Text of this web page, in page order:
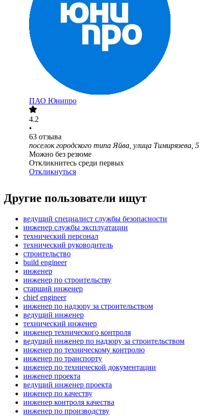
ПАО Юнипро
4.2
•
63 отзыва
поселок городского типа Яйва, улица Тимирязева, 5
Можно без резюме
Откликнитесь среди первых
Откликнуться
Другие пользователи ищут
ведущий специалист службы безопасности
инженер службы эксплуатации
технический персонал
технический руководитель
строительство
build engineer
инженер
инженер по строительству
старший инженер
chief engineer
инженер по надзору за строительством
ведущий инженер
технический инженер
инженер технического контроля
ведущий инженер по надзору за строительством
инженер по техническому контролю
инженер по транспорту
инженер по технической документации
инженер проекта
ведущий инженер проекта
инженер по качеству
инженер контроля качества
инженер по производству